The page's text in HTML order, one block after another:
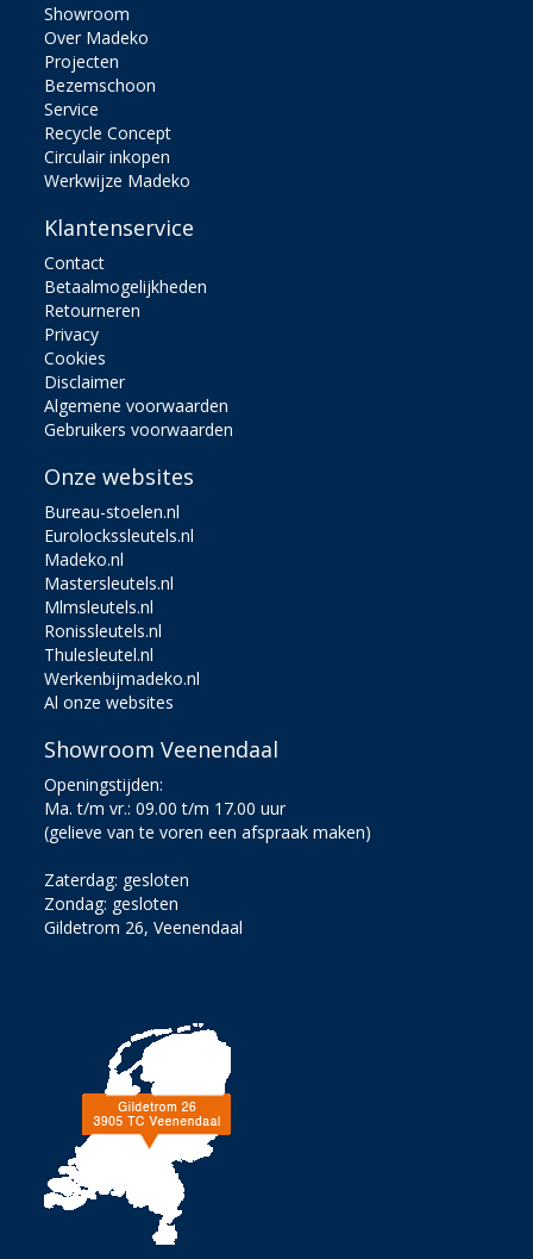
Showroom
Over Madeko
Projecten
Bezemschoon
Service
Recycle Concept
Circulair inkopen
Werkwijze Madeko
Klantenservice
Contact
Betaalmogelijkheden
Retourneren
Privacy
Cookies
Disclaimer
Algemene voorwaarden
Gebruikers voorwaarden
Onze websites
Bureau-stoelen.nl
Eurolockssleutels.nl
Madeko.nl
Mastersleutels.nl
Mlmsleutels.nl
Ronissleutels.nl
Thulesleutel.nl
Werkenbijmadeko.nl
Al onze websites
Showroom Veenendaal
Openingstijden:
Ma. t/m vr.: 09.00 t/m 17.00 uur
(gelieve van te voren een afspraak maken)
Zaterdag: gesloten
Zondag: gesloten
Gildetrom 26, Veenendaal